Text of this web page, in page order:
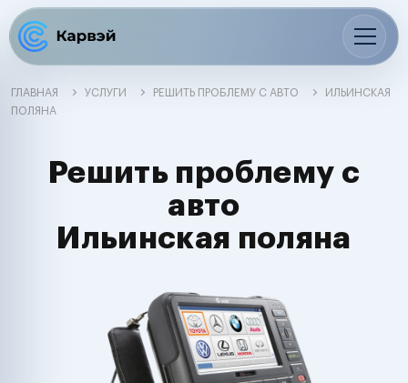
ГЛАВНАЯ УСЛУГИ РЕШИТЬ ПРОБЛЕМУ С АВТО
ИЛЬИНСКАЯ
ПОЛЯНА
Решить проблему с
авто
Ильинская поляна